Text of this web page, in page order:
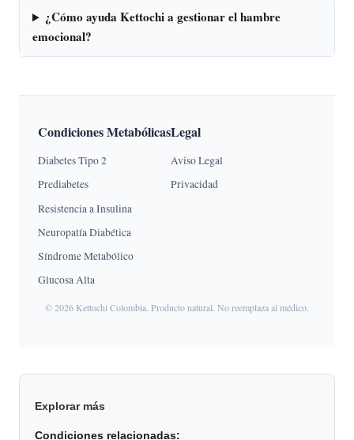
¿Cómo ayuda Kettochi a gestionar el hambre
emocional?
Condiciones Metabólicas
Diabetes Tipo 2
Prediabetes
Resistencia a Insulina
Neuropatía Diabética
Síndrome Metabólico
Glucosa Alta
Legal
Aviso Legal
Privacidad
© 2026 Kettochi Colombia. Producto natural. No reemplaza al médico.
Explorar más
Condiciones relacionadas: